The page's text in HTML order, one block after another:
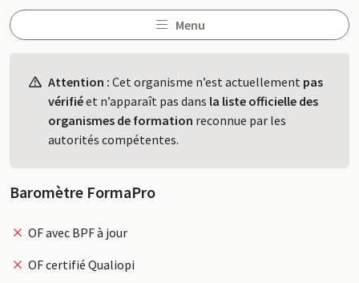
Menu
Attention : Cet organisme n’est actuellement pas
vérifiéet n’apparaît pas dans la liste officielle des
organismes de formation reconnue par les
autorités compétentes.
Baromètre FormaPro
OF avec BPF à jour
OF certifié Qualiopi